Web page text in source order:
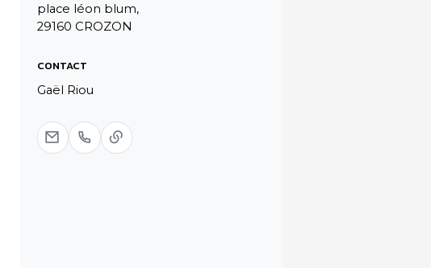
place léon blum,
29160 CROZON
CONTACT
Gaël Riou